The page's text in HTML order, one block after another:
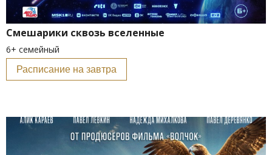
Смешарики сквозь вселенные
6+ семейный
Расписание на завтра